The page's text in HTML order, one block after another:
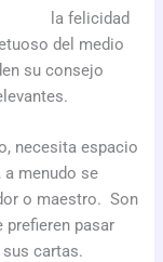
la felicidad
del medio
su consejo
necesita espacio
a menudo se
o maestro. Son
prefieren pasar
cartas.